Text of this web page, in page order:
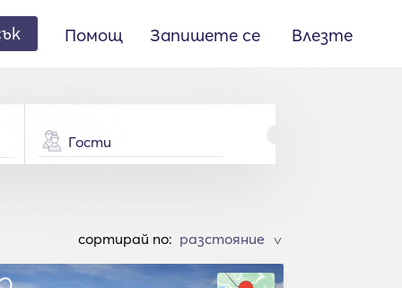
Помощ Запишете се Влезте
Гости
cортирай по: >